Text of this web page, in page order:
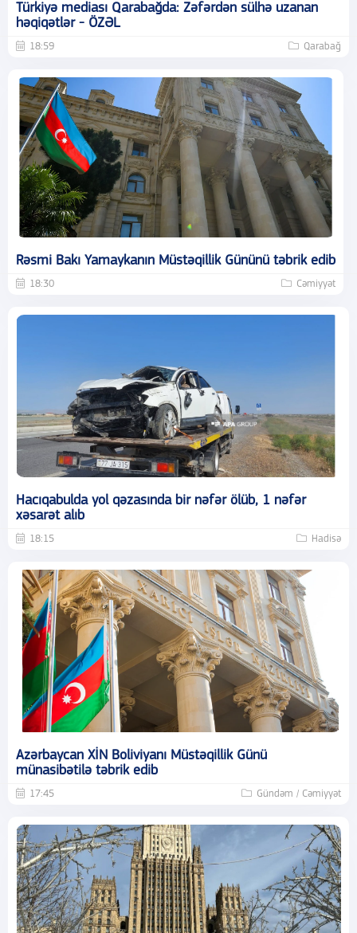
Türkiyə mediası Qarabağda: Zəfərdən sülhə uzanan
həqiqətlər - ÖZƏL
18:59 Qarabağ
Rəsmi Bakı Yamaykanın Müstəqillik Gününü təbrik edib
18:30 Cəmiyyət
Hacıqabulda yol qəzasında bir nəfər ölüb, 1 nəfər
xəsarət alıb
18:15 Hadisə
Azərbaycan XİN Boliviyanı Müstəqillik Günü
münasibətilə təbrik edib
17:45 Gündəm / Cəmiyyət